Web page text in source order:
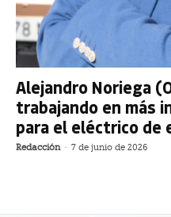
Alejandro Noriega
trabajando en más
para el eléctrico de
Redacción - 7 de junio de 2026